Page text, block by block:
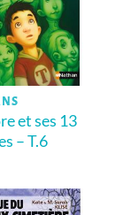
et ses 13
– T.6